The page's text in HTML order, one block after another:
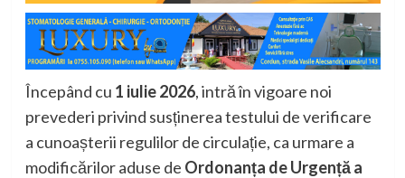
Începând cu 1 iulie 2026, intră în vigoare noi
prevederi privind susținerea testului de verificare
a cunoașterii regulilor de circulație, ca urmare a
modificărilor aduse de Ordonanța de Urgență a